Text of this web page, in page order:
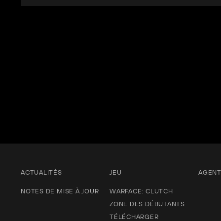
ACTUALITÉS
NOTES DE MISE À JOUR
JEU
WARFACE: CLUTCH
ZONE DES DÉBUTANTS
TÉLÉCHARGER